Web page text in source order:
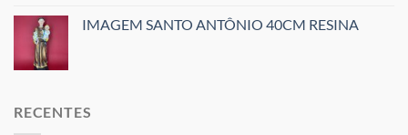
IMAGEM SANTO ANTÔNIO 40CM RESINA
RECENTES